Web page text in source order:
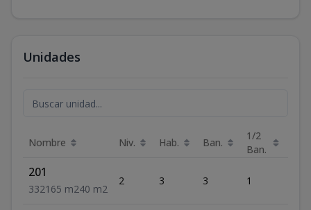
Unidades
Nombre Niv. Hab. Ban.
1/2
Ban.
201
332165 m240 m2
2 3 3 1